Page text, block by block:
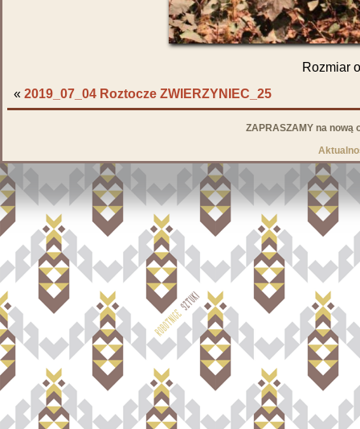
Rozmiar
« 2019_07_04 Roztocze ZWIERZYNIEC_25
ZAPRASZAMY na